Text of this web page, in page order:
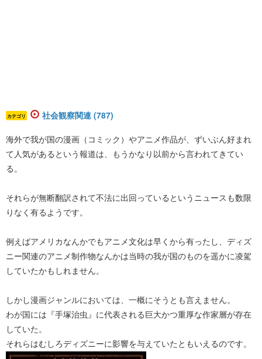
カテゴリ 社会観察関連 (787)
海外で我が国の漫画（コミック）やアニメ作品が、ずいぶん好まれ
て人気があるという報道は、もうかなり以前から言われてきてい
る。
それらが無断翻訳されて不法に出回っているというニュースも数限
りなく有るようです。
例えばアメリカなんかでもアニメ文化は早くから有ったし、ディズ
ニー関連のアニメ制作物なんかは当時の我が国のものを遥かに凌駕
していたかもしれません。
しかし漫画ジャンルにおいては、一概にそうとも言えません。
わが国には『手塚治虫』に代表される巨大かつ重厚な作家層が存在
していた。
それらはむしろディズニーに影響を与えていたともいえるのです。